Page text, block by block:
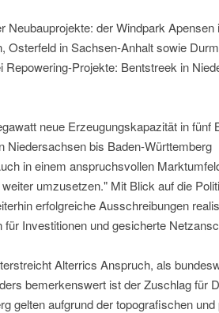
Neubauprojekte: der Windpark Apensen
Osterfeld in Sachsen-Anhalt sowie
Projekte: Bentstreek in
neue Erzeugungskapazität in fünf
Niedersachsen bis Baden-Württemberg
in einem anspruchsvollen
umzusetzen." Mit Blick auf die
erfolgreiche Ausschreibungen
Investitionen und gesicherte
Alterrics Anspruch, als
bemerkenswert ist der Zuschlag für
gelten aufgrund der topografischen